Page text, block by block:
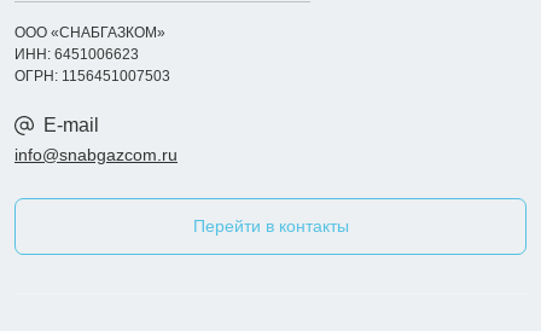
ООО «СНАБГАЗКОМ»
ИНН: 6451006623
ОГРН: 1156451007503
E-mail
info@snabgazcom.ru
Перейти в контакты